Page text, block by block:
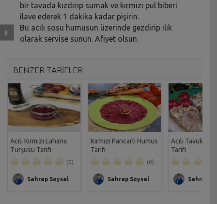
bir tavada kızdırıp sumak ve kırmızı pul biberi
ilave ederek 1 dakika kadar pişirin.
Bu acılı sosu humusun üzerinde gezdirip ılık
olarak servise sunun. Afiyet olsun.
BENZER TARİFLER
Acılı Kırmızı Lahana
Turşusu Tarifi
(0)
Sahrap Soysal
Kırmızı Pancarlı Humus
Tarifi
(0)
Sahrap Soysal
Acılı Tavuklu
Tarifi
Sahrap